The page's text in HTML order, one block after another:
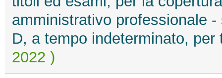
amministrativo professionale
D, a tempo indeterminato,
2022 )